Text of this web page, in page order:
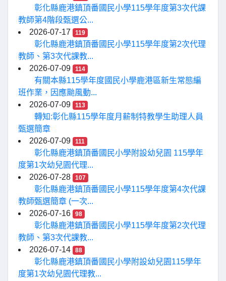
彰化縣鹿港鎮頂番國民小學115學年度第3次代課
教師第4階段甄選公...
2026-07-17
119
彰化縣鹿港鎮頂番國民小學115學年度第2次代理
教師、第3次代課教...
2026-07-09
114
有關本縣115學年度國民小學鹿港區新生常態編
班作業，因應颱風動...
2026-07-09
113
轉知:彰化縣115學年度月薪制特教學生助理人員
甄選簡章
2026-07-09
111
彰化縣鹿港鎮頂番國民小學附設幼兒園 115學年
度第1次幼兒園代理...
2026-07-28
107
彰化縣鹿港鎮頂番國民小學115學年度第4次代課
教師甄選簡章 (一次...
2026-07-16
98
彰化縣鹿港鎮頂番國民小學115學年度第2次代理
教師、第3次代課教...
2026-07-14
88
彰化縣鹿港鎮頂番國民小學附設幼兒園115學年
度第1次幼兒園代理教...